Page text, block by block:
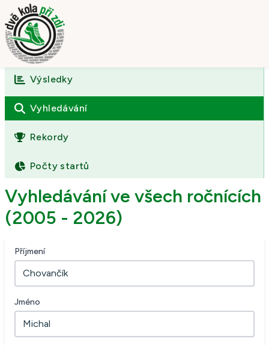
Úvod
O závodě
Výsledky
Fotogalerie
Kontakt
Výsledky
Vyhledávání
Rekordy
Počty startů
Vyhledávání ve všech ročnících
(2005 - 2026)
Příjmení
Jméno